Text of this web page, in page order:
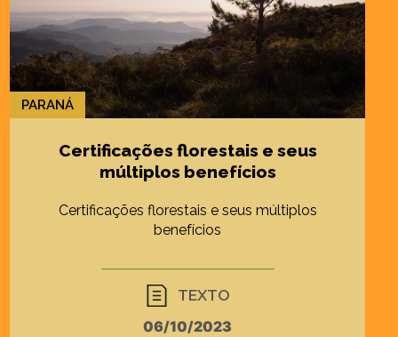
PARANÁ
Certificações florestais e seus
múltiplos benefícios
Certificações florestais e seus múltiplos
benefícios
TEXTO
06/10/2023